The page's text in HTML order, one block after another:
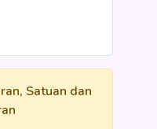
Satuan dan